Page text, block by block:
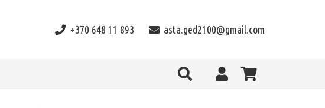
+370 648 11 893 asta.ged2100@gmail.com